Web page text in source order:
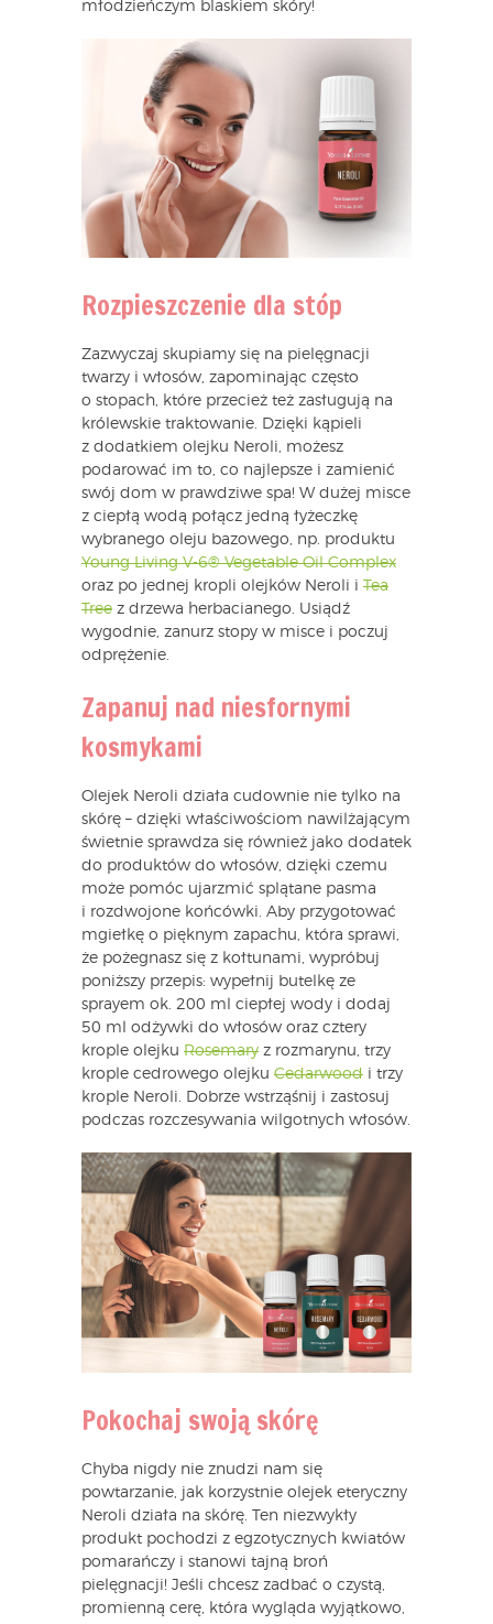
młodzieńczym blaskiem skóry!
Rozpieszczenie dla stóp
Zazwyczaj skupiamy się na pielęgnacji
twarzy i włosów, zapominając często
o stopach, które przecież też zasługują na
królewskie traktowanie. Dzięki kąpieli
z dodatkiem olejku Neroli, możesz
podarować im to, co najlepsze i zamienić
swój dom w prawdziwe spa! W dużej misce
z ciepłą wodą połącz jedną łyżeczkę
wybranego oleju bazowego, np. produktu
Young Living V-6® Vegetable Oil Complex
oraz po jednej kropli olejków Neroli i Tea
Tree z drzewa herbacianego. Usiądź
wygodnie, zanurz stopy w misce i poczuj
odprężenie.
Zapanuj nad niesfornymi
kosmykami
Olejek Neroli działa cudownie nie tylko na
skórę – dzięki właściwościom nawilżającym
świetnie sprawdza się również jako dodatek
do produktów do włosów, dzięki czemu
może pomóc ujarzmić splątane pasma
i rozdwojone końcówki. Aby przygotować
mgiełkę o pięknym zapachu, która sprawi,
że pożegnasz się z kołtunami, wypróbuj
poniższy przepis: wypełnij butelkę ze
sprayem ok. 200 ml ciepłej wody i dodaj
50 ml odżywki do włosów oraz cztery
krople olejku Rosemary z rozmarynu, trzy
krople cedrowego olejku Cedarwood i trzy
krople Neroli. Dobrze wstrząśnij i zastosuj
podczas rozczesywania wilgotnych włosów.
Pokochaj swoją skórę
Chyba nigdy nie znudzi nam się
powtarzanie, jak korzystnie olejek eteryczny
Neroli działa na skórę. Ten niezwykły
produkt pochodzi z egzotycznych kwiatów
pomarańczy i stanowi tajną broń
pielęgnacji! Jeśli chcesz zadbać o czystą,
promienną cerę, która wygląda wyjątkowo,